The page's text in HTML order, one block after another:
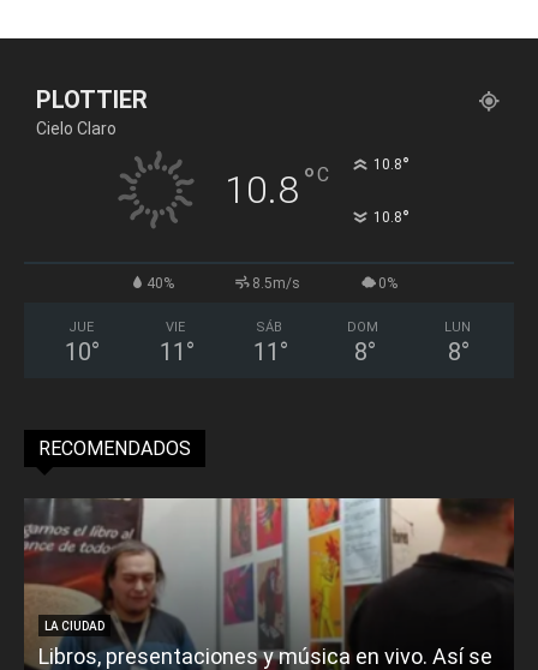
PLOTTIER
Cielo Claro
10.8°C 10.8°
10.8°
40% 8.5m/s 0%
JUE
10°
VIE
11 °
SÁB
11 °
DOM
8°
LUN
8°
RECOMENDADOS
LA CIUDAD
Libros, presentaciones y música en vivo. Así se